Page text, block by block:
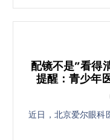
配镜不是”看得
提醒：青少年
近日，北京爱尔眼科